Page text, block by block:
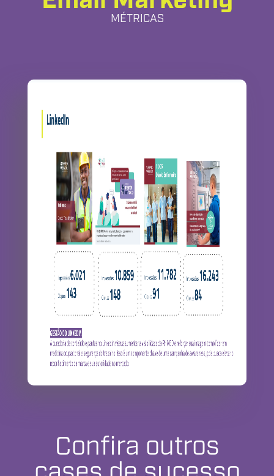
MÉTRICAS
Confira outros